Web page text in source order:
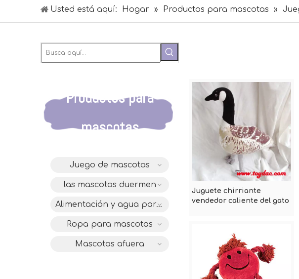
Usted está aquí: Hogar » Productos para mascotas »
Productos para
mascotas
Juego de mascotas
las mascotas duermen
Alimentación y agua para mascotas
Ropa para mascotas
Mascotas afuera
Juguete chirriante
vendedor caliente del gato